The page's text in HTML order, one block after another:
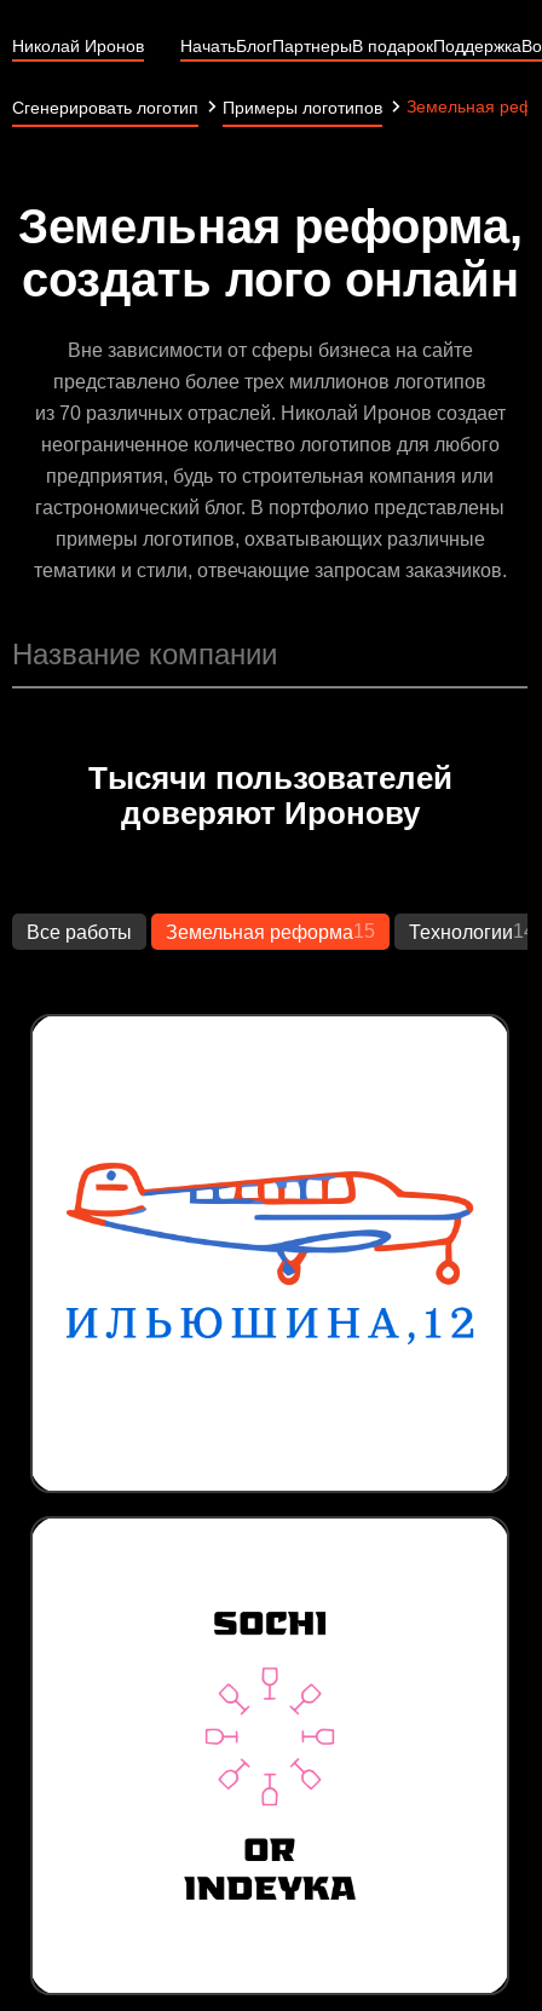
Николай Иронов НачатьБлогПартнерыВ подарокПоддержка
Сгенерировать логотип Примеры логотипов Земельная
Земельная реформа,
создать лого онлайн
Вне зависимости от сферы бизнеса на сайте
представлено более трех миллионов логотипов
из 70 различных отраслей. Николай Иронов создает
неограниченное количество логотипов для любого
предприятия, будь то строительная компания или
гастрономический блог. В портфолио представлены
примеры логотипов, охватывающих различные
тематики и стили, отвечающие запросам заказчиков.
Тысячи пользователей
доверяют Иронову
Все работы Земельная реформа15 Технологии